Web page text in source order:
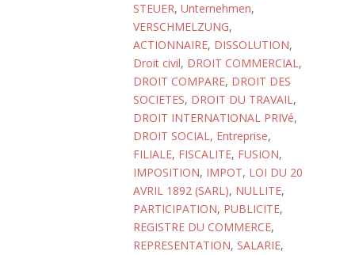
STEUER, Unternehmen,
VERSCHMELZUNG,
ACTIONNAIRE, DISSOLUTION,
Droit civil, DROIT COMMERCIAL,
DROIT COMPARE, DROIT DES
SOCIETES, DROIT DU TRAVAIL,
DROIT INTERNATIONAL PRIVé,
DROIT SOCIAL, Entreprise,
FILIALE, FISCALITE, FUSION,
IMPOSITION, IMPOT, LOI DU 20
AVRIL 1892 (SARL), NULLITE,
PARTICIPATION, PUBLICITE,
REGISTRE DU COMMERCE,
REPRESENTATION, SALARIE,